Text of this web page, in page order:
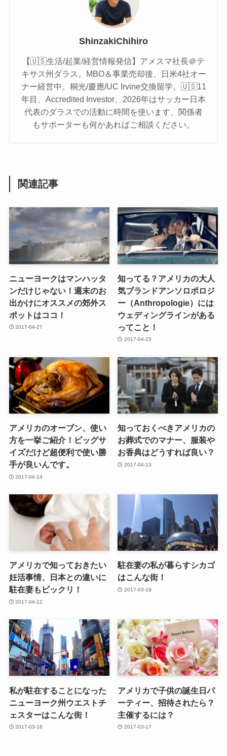
ShinzakiChihiro
【🇺🇸生活/起業/経営情報発信】アメスマ社長＠テ
キサス州ダラス。MBO＆事業売却後、日米4社オー
ナー経営中。桐光/慶應/UC Irvine交換留学。🇺🇸11
年目、Accredited Investor、2026年はサッカー日本
代表のダラスでの活動に時間を使います、関係者
もサポーターも何かあればご相談ください。
関連記事
ニューヨークはマンハッタ
ンだけじゃない！週末のお
出かけにオススメの郊外ス
ポットはココ！
2017-04-27
知ってる？アメリカの大人
気ブランドアンソロポロジ
ー（Anthropologie）には
ウェディングラインがある
ってこと！
2017-04-15
アメリカのオーブン、使い
方を一挙ご紹介！ビッグサ
イズだけど超便利で使い勝
手が良いんです。
2017-04-14
知っておくべきアメリカの
お葬式でのマナー、服装や
お香典はどうすれば良い？
2017-04-13
アメリカで知っておきたい
妊活事情、日本との違いに
駐在妻もビックリ！
2017-04-12
駐在妻の私が暮らすシカゴ
はこんな街！
2017-03-19
私が駐在することになった
ニューヨーク州ウエストチ
ェスターはこんな街！
2017-03-18
アメリカで子供の誕生日パ
ーティー、招待されたら？
主催するには？
2017-03-17